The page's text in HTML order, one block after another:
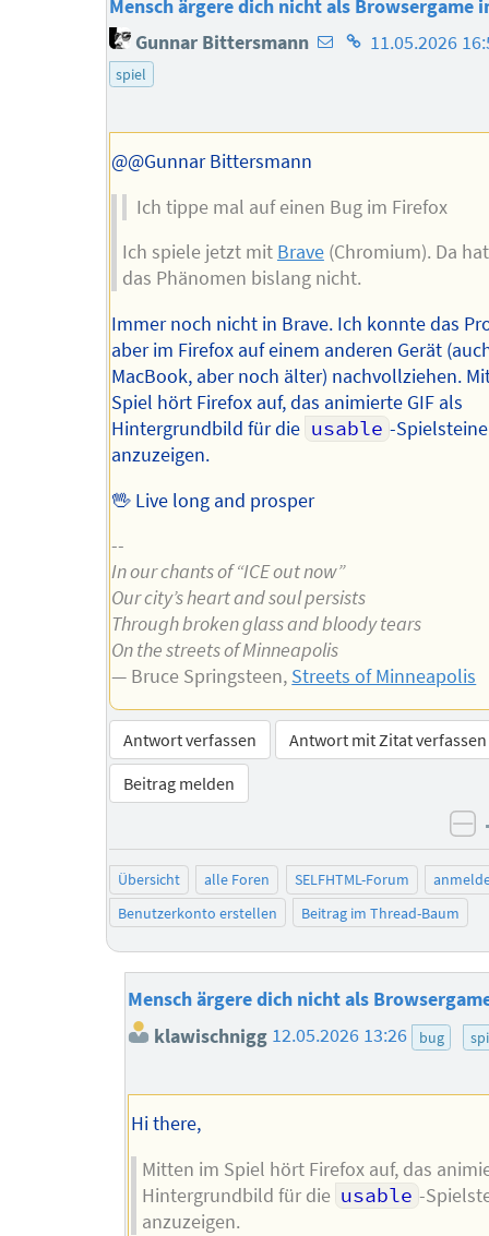
Mensch ärgere dich nicht als Browsergame
Gunnar Bittersmann E-
des
Homepage
11.05.2026
spiel
@@Gunnar Bittersmann
Ich tippe mal auf einen Bug im Firefox
Ich spiele jetzt mit Brave(Chromium). Da
das Phänomen bislang nicht.
Immer noch nicht in Brave. Ich konnte das
aber im Firefox auf einem anderen Gerät
MacBook, aber noch älter) nachvollziehen.
Spiel hört Firefox auf, das animierte GIF als
Hintergrundbild für die usable -Spielsteine
anzuzeigen.
🖖 Live long and prosper
--
In our chants of “ICE out now”
Our city’s heart and soul persists
Through broken glass and bloody tears
On the streets of Minneapolis
— Bruce Springsteen, Streets of Minneapolis
Antwort verfassen
Antwort mit Zitat verfassen
Beitrag melden
Übersicht alle Foren SELFHTML-Forum
Benutzerkonto erstellen
Beitrag im Thread-Baum
Mensch ärgere dich nicht als
klawischnigg 12.05.2026 13:26 bug
Hi there,
Mitten im Spiel hört Firefox auf, das
Hintergrundbild für die usable -
anzuzeigen.